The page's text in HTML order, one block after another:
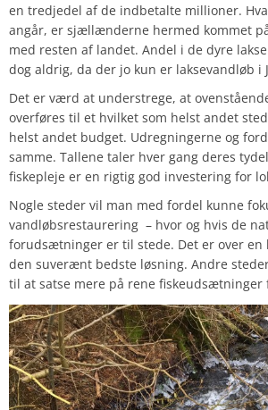
en tredjedel af de indbetalte millioner.
angår, er sjællænderne hermed kommet
med resten af landet. Andel i de dyre
dog aldrig, da der jo kun er laksevandløb i
Det er værd at understrege, at
overføres til et hvilket som helst andet
helst andet budget. Udregningerne og
samme. Tallene taler hver gang deres
fiskepleje er en rigtig god investering for
Nogle steder vil man med fordel kunne
vandløbsrestaurering – hvor og hvis de
forudsætninger er til stede. Det er over
den suverænt bedste løsning. Andre
til at satse mere på rene fiskeudsætninger